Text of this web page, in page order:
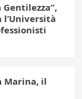
l’Università
Marina, il